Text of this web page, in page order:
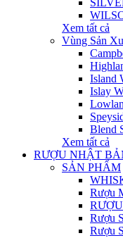
Xem tất cả
Vùng Sản
Island
Islay
Blend
Xem tất cả
RƯỢU NHẬT
SẢN PHẨM
Rượu
Rượu
Rượu